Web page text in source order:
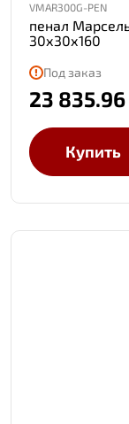
VMAR300G-PEN
пенал
30х30х160
Под заказ
23
Купить